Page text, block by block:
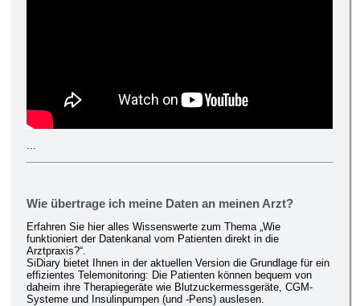
Wie übertrage ich meine Daten an meinen Arzt?
Erfahren Sie hier alles Wissenswerte zum Thema „Wie
funktioniert der Datenkanal vom Patienten direkt in die
Arztpraxis?“.
SiDiary bietet Ihnen in der aktuellen Version die Grundlage für ein
effizientes Telemonitoring: Die Patienten können bequem von
daheim ihre Therapiegeräte wie Blutzuckermessgeräte, CGM-
Systeme und Insulinpumpen (und -Pens) auslesen.